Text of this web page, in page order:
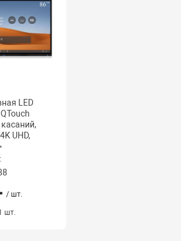
LED
UHD,
/ шт.
шт.